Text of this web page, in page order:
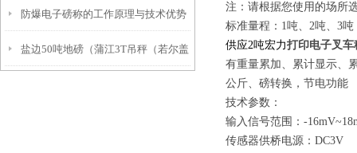
法
防爆电子磅称的工作原理与技术优势
分析
盐边50吨地磅（蒲江3T吊秤（若尔盖
注：请根据您使用的场所
标准量程：1吨、2吨、3吨
供应2吨宏力打印电子叉车
有重量累加、累计显示、
公斤、磅转换，节电功能
技术参数：
输入信号范围：-
传感器供桥电源：DC3V